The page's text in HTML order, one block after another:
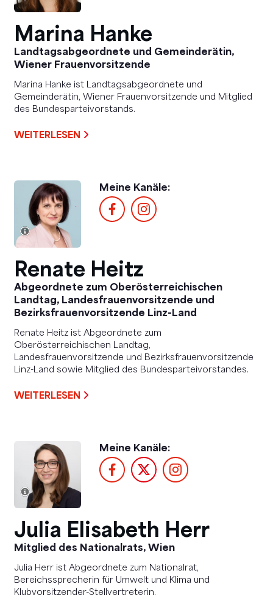
Marina Hanke
Landtagsabgeordnete und Gemeinderätin,
Wiener Frauenvorsitzende
Marina Hanke ist Landtagsabgeordnete und
Gemeinderätin, Wiener Frauenvorsitzende und Mitglied
des Bundesparteivorstands.
WEITERLESEN
Meine Kanäle:
Renate Heitz
Abgeordnete zum Oberösterreichischen
Landtag, Landesfrauenvorsitzende und
Bezirksfrauenvorsitzende Linz-Land
Renate Heitz ist Abgeordnete zum
Oberösterreichischen Landtag,
Landesfrauenvorsitzende und Bezirksfrauenvorsitzende
Linz-Land sowie Mitglied des Bundesparteivorstandes.
WEITERLESEN
Meine Kanäle:
Julia Elisabeth Herr
Mitglied des Nationalrats, Wien
Julia Herr ist Abgeordnete zum Nationalrat,
Bereichssprecherin für Umwelt und Klima und
Klubvorsitzender-Stellvertreterin.